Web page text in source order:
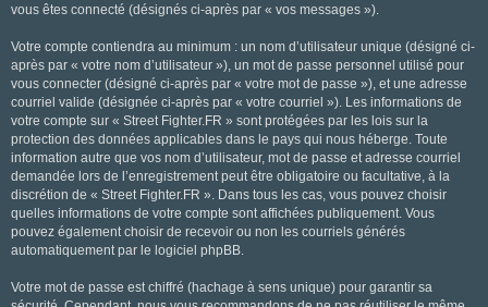
vous êtes connecté (désignés ci-après par « vos messages »).
Votre compte contiendra au minimum : un nom d’utilisateur unique (désigné ci-
après par « votre nom d’utilisateur »), un mot de passe personnel utilisé pour
vous connecter (désigné ci-après par « votre mot de passe »), et une adresse
courriel valide (désignée ci-après par « votre courriel »). Les informations de
votre compte sur « Street Fighter.FR » sont protégées par les lois sur la
protection des données applicables dans le pays qui nous héberge. Toute
information autre que vos nom d’utilisateur, mot de passe et adresse courriel
demandée lors de l’enregistrement peut être obligatoire ou facultative, à la
discrétion de « Street Fighter.FR ». Dans tous les cas, vous pouvez choisir
quelles informations de votre compte sont affichées publiquement. Vous
pouvez également choisir de recevoir ou non les courriels générés
automatiquement par le logiciel phpBB.
Votre mot de passe est chiffré (hachage à sens unique) pour garantir sa